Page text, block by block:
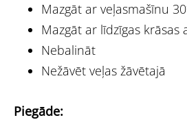
Mazgāt ar veļasmašīnu
Mazgāt ar līdzīgas krāsas
Nebalināt
Nežāvēt veļas žāvētajā
Piegāde: